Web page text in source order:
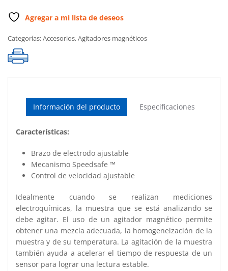
lavanda
cantidad
Agregar a mi lista de deseos
Categorías:Accesorios,Agitadores magnéticos
Información del producto Especificaciones
Características:
Brazo de electrodo ajustable
Mecanismo Speedsafe ™
Control de velocidad ajustable
Idealmente cuando se realizan mediciones
electroquímicas, la muestra que se está analizando se
debe agitar. El uso de un agitador magnético permite
obtener una mezcla adecuada, la homogeneización de la
muestra y de su temperatura. La agitación de la muestra
también ayuda a acelerar el tiempo de respuesta de un
sensor para lograr una lectura estable.